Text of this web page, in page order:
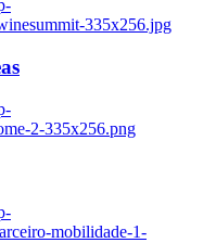
335x256.jpg
2-335x256.png
mobilidade-1-